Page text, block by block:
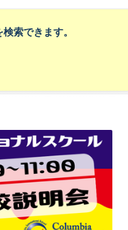
索できます。